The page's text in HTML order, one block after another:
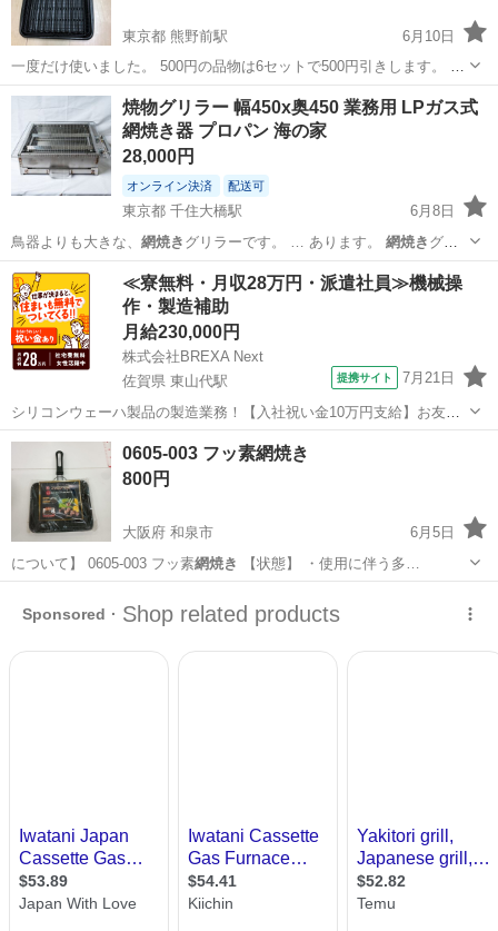
東京都 熊野前駅
6月10日
一度だけ使いました。 500円の品物は6セットで500円引きします。 お
菓子でも何でも大丈夫です。 500円の商品 1セット 500円
2セット 1000円 3セット 1500円
...
東京 荒川区 熊野前駅 その他 網焼き
焼物グリラー 幅450x奥450 業務用 LPガス式
網焼き器 プロパン 海の家
28,000円
オンライン決済 配送可
東京都 千住大橋駅
6月8日
鳥器よりも大きな、 網焼き グリラーです。 … あります。 網焼き グリ
ラー、幅４５c…
東京 足立区 千住大橋駅 調理器具
≪寮無料・月収28万円・派遣社員≫機械操
作・製造補助
月給230,000円
株式会社BREXA Next
佐賀県 東山代駅
提携サイト 7月21日
シリコンウェーハ製品の製造業務！【入社祝い金10万円支給】お友達
やカップルとの応募OK◎年間休日129日＆休出なしでプライベート充
実♪業務はクリーンルームで快適作業◎自社正社員登用制度あり★1食
300円～の格安食堂あり！《佐...
佐賀 伊万里市 その他
0605-003 フッ素網焼き
800円
大阪府 和泉市
6月5日
について】 0605-003 フッ素網焼き 【状態】 ・使用に伴う多…